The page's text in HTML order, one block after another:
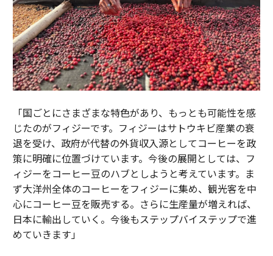
「国ごとにさまざまな特色があり、もっとも可能性を感
じたのがフィジーです。フィジーはサトウキビ産業の衰
退を受け、政府が代替の外貨収入源としてコーヒーを政
策に明確に位置づけています。今後の展開としては、フ
ィジーをコーヒー豆のハブとしようと考えています。ま
ず大洋州全体のコーヒーをフィジーに集め、観光客を中
心にコーヒー豆を販売する。さらに生産量が増えれば、
日本に輸出していく。今後もステップバイステップで進
めていきます」